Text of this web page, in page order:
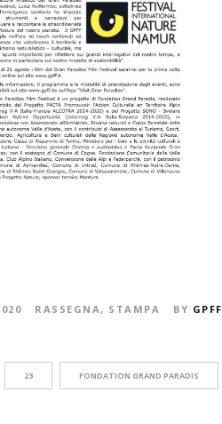
RASSEGNA , STAMPA BY GPFF
23 FONDATION GRAND PARADIS